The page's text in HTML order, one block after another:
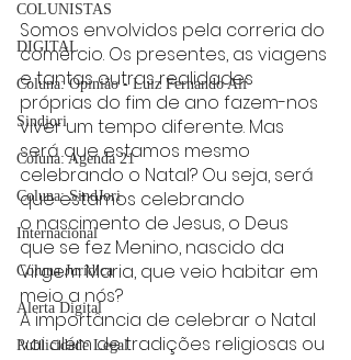
COLUNISTAS
DIGITAL
Coluna: Opinião - Luiz Fernando Alf
Sindjori
Coluna: Agenda 21
Coluna: SindJori
Internacional
Coluna Jurídica
Alerta Digital
Publicidade Legal
Somos envolvidos pela correria do
comércio. Os presentes, as viagens
e tantas outras realidades
próprias do fim de ano fazem-nos
viver um tempo diferente. Mas
será que estamos mesmo
celebrando o Natal? Ou seja, será
que estamos celebrando
o nascimento de Jesus, o Deus
que se fez Menino, nascido da
Virgem Maria, que veio habitar em
meio a nós?
A importância de celebrar o Natal
vai além de tradições religiosas ou